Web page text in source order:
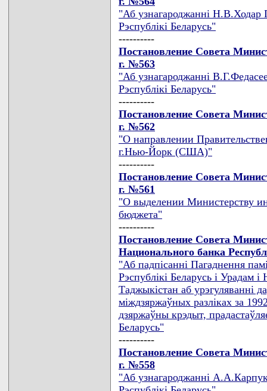
"Аб узнагароджаннi Н.В.Ходар
Рэспублiкi Беларусь"
----------
Постановление Совета
г. №563
"Аб узнагароджаннi
Рэспублiкi Беларусь"
----------
Постановление Совета
г. №562
"О направлении
г.Нью-Йорк (США)"
----------
Постановление Совета
г. №561
"О выделении Министерству
бюджета"
----------
Постановление Совета
Национального банка
"Аб падпiсаннi Пагаднення
Рэспублiкi Беларусь i Урадам
Таджыкiстан аб урэгуляваннi
мiждзяржаўных разлiках за
дзяржаўны крэдыт,
Беларусь"
----------
Постановление Совета
г. №558
"Аб узнагароджаннi